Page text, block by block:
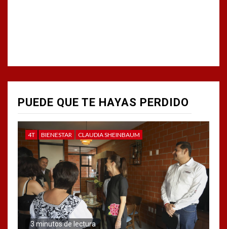
PUEDE QUE TE HAYAS PERDIDO
4T BIENESTAR CLAUDIA SHEINBAUM
3 minutos de lectura